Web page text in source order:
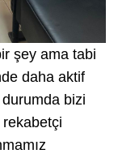
şey ama tabi
daha aktif
bizi